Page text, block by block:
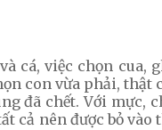
cá, việc chọn cua,
con vừa phải, thật
đã chết. Với mực,
cả nên được bỏ